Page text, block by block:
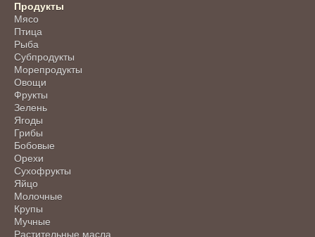
Продукты
Мясо
Птица
Рыба
Субпродукты
Морепродукты
Овощи
Фрукты
Зелень
Ягоды
Грибы
Бобовые
Орехи
Сухофрукты
Яйцо
Молочные
Крупы
Мучные
Растительные масла